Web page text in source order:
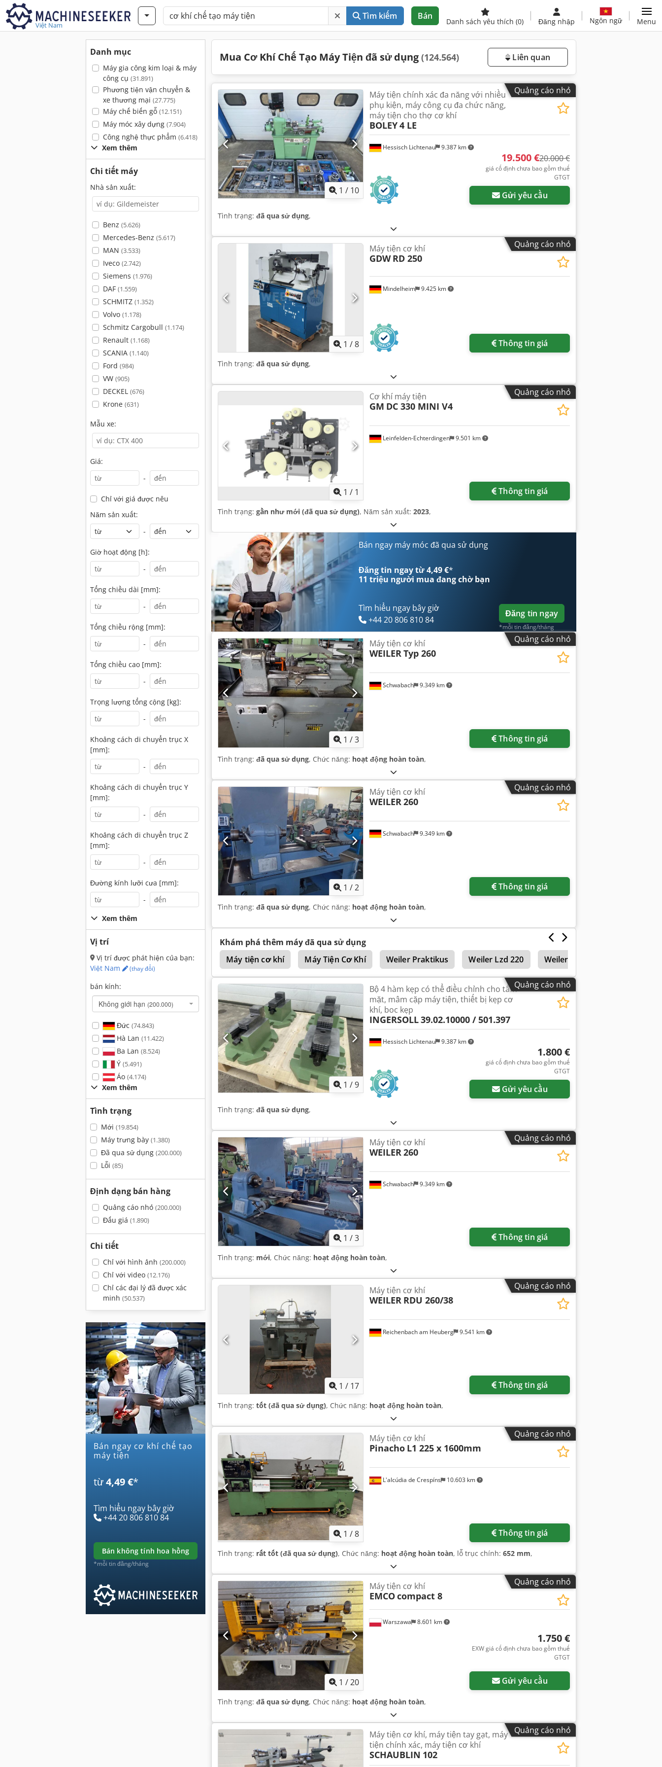
Việt Nam
Tìm kiếm Bán
Danh sách yêu thích (0) Đăng nhập Ngôn ngữ Menu
Danh mục
Máy gia công kim loại & máy
công cụ (31.891)
Phương tiện vận chuyển &
xe thương mại (27.775)
Máy chế biến gỗ (12.151)
Máy móc xây dựng (7.904)
Công nghệ thực phẩm (6.418)
Xem thêm
Chi tiết máy
Nhà sản xuất:
Benz (5.626)
Mercedes-Benz (5.617)
MAN (3.533)
Iveco (2.742)
Siemens (1.976)
DAF (1.559)
SCHMITZ (1.352)
Volvo (1.178)
Schmitz Cargobull (1.174)
Renault (1.168)
SCANIA (1.140)
Ford (984)
VW (905)
DECKEL (676)
Krone (631)
Mẫu xe:
Giá:
-
Chỉ với giá được nêu
Năm sản xuất:
-
Giờ hoạt động [h]:
-
Tổng chiều dài [mm]:
-
Tổng chiều rộng [mm]:
-
Tổng chiều cao [mm]:
-
Trọng lượng tổng cộng [kg]:
-
Khoảng cách di chuyển trục X
[mm]:
-
Khoảng cách di chuyển trục Y
[mm]:
-
Khoảng cách di chuyển trục Z
[mm]:
-
Đường kính lưỡi cưa [mm]:
-
Xem thêm
Vị trí
Vị trí được phát hiện của bạn:
Việt Nam
(thay đổi)
bán kính:
Không giới hạn (200.000)
Đức (74.843)
Hà Lan (11.422)
Ba Lan (8.524)
Ý (5.491)
Áo (4.174)
Xem thêm
Tình trạng
Mới (19.854)
Máy trưng bày (1.380)
Đã qua sử dụng (200.000)
Lỗi (85)
Định dạng bán hàng
Quảng cáo nhỏ (200.000)
Đấu giá (1.890)
Chi tiết
Chỉ với hình ảnh (200.000)
Chỉ với video (12.176)
Chỉ các đại lý đã được xác
minh (50.537)
Bán ngay cơ khí chế tạo
máy tiện
từ4,49 €*
Tìm hiểu ngay bây giờ
+44 20 806 810 84
bán không tính hoa hồng
*mỗi tin đăng/tháng
Mua Cơ Khí Chế Tạo Máy Tiện đã sử dụng (124.564) Liên quan
Quảng cáo nhỏ
1 / 10
Hessisch Lichtenau 9.387 km
Máy tiện chính xác đa năng với nhiều
phụ kiện, máy công cụ đa chức năng,
máy tiện cho thợ cơ khí
BOLEY4 LE
19.500 €20.000 €
giá cố định chưa bao gồm thuế
GTGT
Gửi yêu cầu
Tình trạng: đã qua sử dụng,
Quảng cáo nhỏ
1 /8
Mindelheim 9.425 km
Máy tiện cơ khí
GDW RD 250
Thông tin giá
Tình trạng: đã qua sử dụng,
Quảng cáo nhỏ
1 / 1
Leinfelden-Echterdingen 9.501 km
Cơ khí máy tiện
GM DC 330 MINI V4
Thông tin giá
Tình trạng: gần như mới (đã qua sử dụng), Năm sản xuất: 2023,
Bán ngay máy móc đã qua sử dụng
Đăng tin ngay từ 4,49 €*
11 triệu người mua đang chờ bạn
Tìm hiểu ngay bây giờ
+44 20 806 810 84
Đăng tin ngay
*mỗi tin đăng/tháng
Quảng cáo nhỏ
1 /3
Schwabach 9.349 km
Máy tiện cơ khí
WEILERTyp 260
Thông tin giá
Tình trạng: đã qua sử dụng, Chức năng: hoạt động hoàn toàn,
Quảng cáo nhỏ
1 /2
Schwabach 9.349 km
Máy tiện cơ khí
WEILER 260
Thông tin giá
Tình trạng: đã qua sử dụng, Chức năng: hoạt động hoàn toàn,
Khám phá thêm máy đã qua sử dụng
Máy tiện cơ khí
Máy Tiện Cơ Khí Weiler Praktikus Weiler Lzd 220 Weiler 220
Weiler 220 Weiler Lzd 220
Quảng cáo nhỏ
1 /9
Hessisch Lichtenau 9.387 km
Bộ 4 hàm kẹp có thể điều chỉnh cho tấm
mặt, mâm cặp máy tiện, thiết bị kẹp cơ
khí, boc kẹp
INGERSOLL39.02.10000 / 501.397
1.800 €
giá cố định chưa bao gồm thuế
GTGT
Gửi yêu cầu
Tình trạng: đã qua sử dụng,
Quảng cáo nhỏ
1 /3
Schwabach 9.349 km
Máy tiện cơ khí
WEILER 260
Thông tin giá
Tình trạng: mới, Chức năng: hoạt động hoàn toàn,
Quảng cáo nhỏ
1 / 17
Reichenbach am Heuberg 9.541 km
Máy tiện cơ khí
WEILER RDU 260/38
Thông tin giá
Tình trạng: tốt (đã qua sử dụng), Chức năng: hoạt động hoàn toàn,
Quảng cáo nhỏ
1 /8
L'alcúdia de Crespíns 10.603 km
Máy tiện cơ khí
Pinacho L1 225 x 1600mm
Thông tin giá
Tình trạng: rất tốt (đã qua sử dụng), Chức năng: hoạt động hoàn toàn, lỗ trục chính: 652 mm,
Quảng cáo nhỏ
1 /20
Warszawa 8.601 km
Máy tiện cơ khí
EMCOcompact 8
1.750 €
EXW giá cố định chưa bao gồm thuế
GTGT
Gửi yêu cầu
Tình trạng: đã qua sử dụng, Chức năng: hoạt động hoàn toàn,
Quảng cáo nhỏ
Máy tiện cơ khí, máy tiện tay gạt, máy
tiện chính xác, máy tiện cơ khí
SCHAUBLIN 102